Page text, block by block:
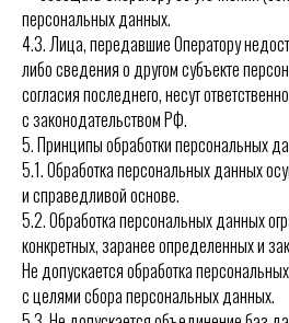
персональных данных.
4.3. Лица, передавшие Оператору
либо сведения о другом субъекте
согласия последнего, несут
с законодательством РФ.
5. Принципы обработки персональных
5.1. Обработка персональных данных
и справедливой основе.
5.2. Обработка персональных данных
конкретных, заранее определенных и
Не допускается обработка
с целями сбора персональных данных.